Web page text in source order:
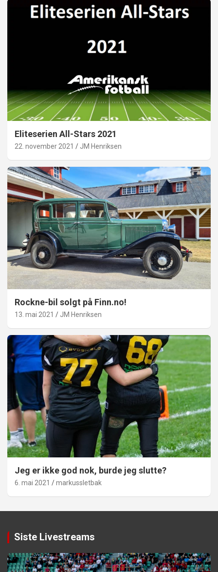
Eliteserien All-Stars 2021
22. november 2021 JM Henriksen
Rockne-bil solgt på Finn.no!
13. mai 2021 JM Henriksen
Jeg er ikke god nok, burde jeg slutte?
6. mai 2021 markussletbak
Siste Livestreams